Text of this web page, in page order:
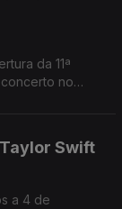
da 11ª
no
Swift
a 4 de